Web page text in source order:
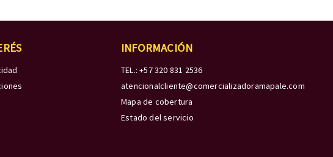
INFORMACIÓN
TEL.: +57 320 831 2536
atencionalcliente@comercializadoramapale.com
Mapa de cobertura
Estado del servicio